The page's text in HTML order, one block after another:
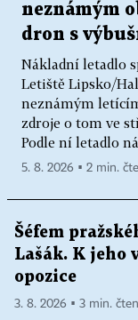
neznámým
dron s
Nákladní letadlo
Letiště Lipsko/
neznámým
zdroje o tom ve
Podle ní letadlo
5. 8. 2026 ▪ 2 min.
Šéfem
Lašák. K jeho
opozice
3. 8. 2026 ▪ 3 min.